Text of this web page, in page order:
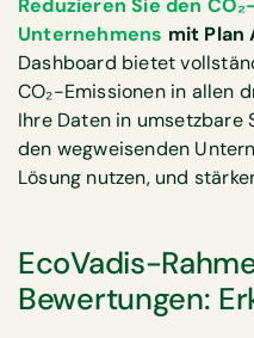
Reduzieren Sie den
Unternehmens mit Plan
Dashboard bietet
CO₂-Emissionen in allen
Ihre Daten in umsetzbare
den wegweisenden
Lösung nutzen, und
EcoVadis-
Bewertungen: